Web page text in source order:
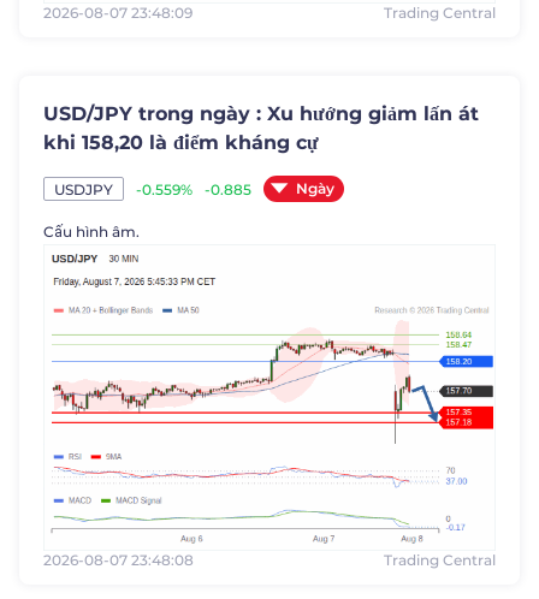
2026-08-07 23:48:09 Trading Central
USD/JPY trong ngày : Xu hướng giảm lấn át
khi 158,20 là điểm kháng cự
USDJPY -0.559% -0.885 Ngày
Cấu hình âm.
2026-08-07 23:48:08 Trading Central